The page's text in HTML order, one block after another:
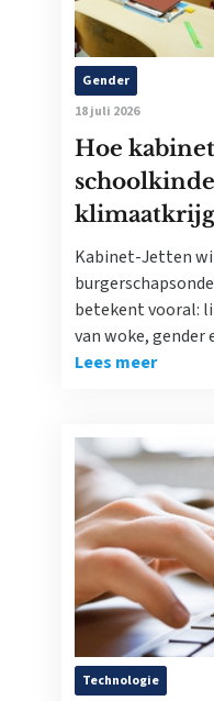
Gender
18 juli 2026
Hoe
Kabinet-Jetten
betekent vooral:
van woke, gender
Lees meer
Technologie